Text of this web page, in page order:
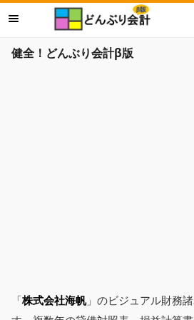
健全！どんぶり会計β版
「株式会社海帆」のビジュアル財務